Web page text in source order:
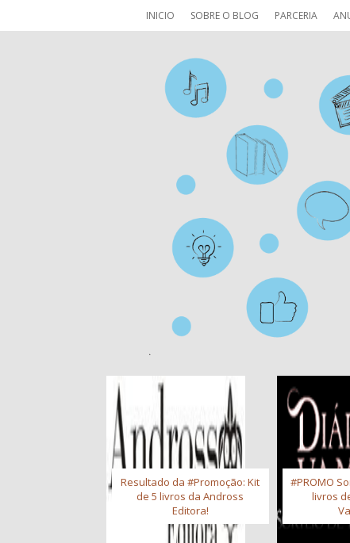
INICIO SOBRE O BLOG PARCERIA
Resultado da #Promoção: Kit
de 5 livros da Andross
Editora!
#PROMO
livros